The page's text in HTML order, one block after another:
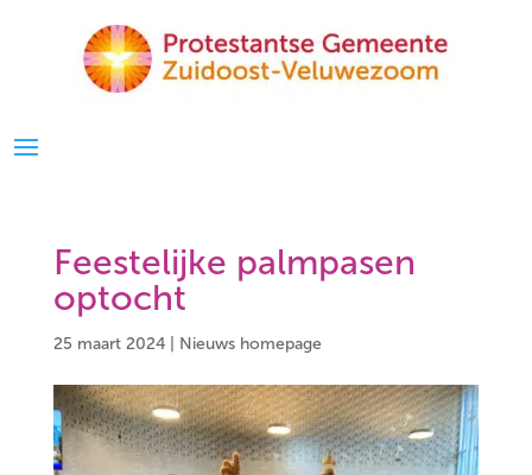
Feestelijke palmpasen
optocht
25 maart 2024 Nieuws homepage